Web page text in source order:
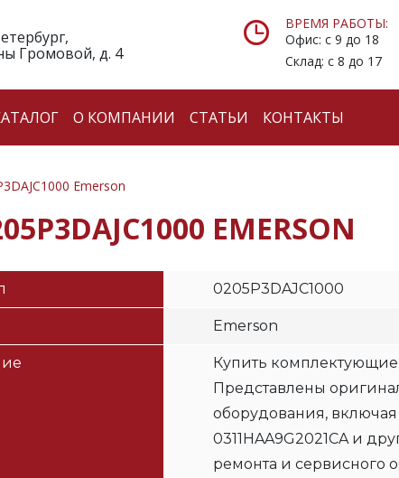
Громовой, д. 4
ВРЕМЯ РАБОТЫ:
Офис: с 9 до 18
Склад: с 8 до 17
О КОМПАНИИ СТАТЬИ КОНТАКТЫ
Emerson
EMERSON
0205P3DAJC1000
Emerson
Купить комплектующие
Представлены
оборудования, включая
0311HAA9G2021CA и
ремонта и сервисного